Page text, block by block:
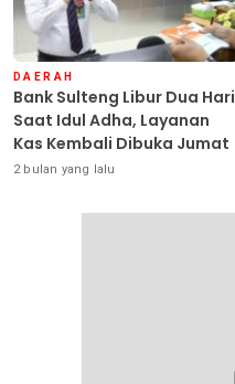
DAERAH
Bank Sulteng Libur Dua Hari
Saat Idul Adha, Layanan
Kas Kembali Dibuka Jumat
2 bulan yang lalu